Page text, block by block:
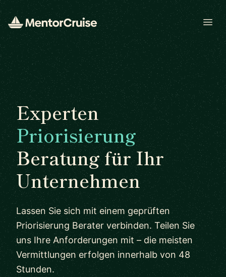
Experten
Priorisierung
Beratung für Ihr
Unternehmen
Lassen Sie sich mit einem geprüften
Priorisierung Berater verbinden. Teilen Sie
uns Ihre Anforderungen mit – die meisten
Vermittlungen erfolgen innerhalb von 48
Stunden.